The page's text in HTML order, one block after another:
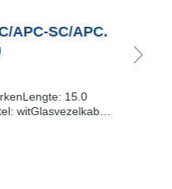
APC-SC/APC.
15.0
witGlasvezelkabel